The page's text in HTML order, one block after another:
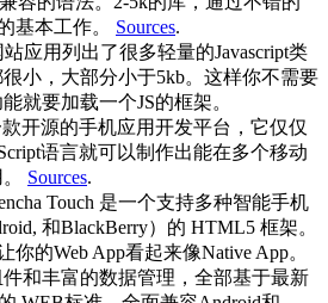
基本工作。 Sources.
站应用列出了很多轻量的Javascript类
小，大部分小于5kb。这样你不需要
就要加载一个JS的框架。
开源的手机应用开发平台，它仅仅
语言就可以制作出能在多个移动
Sources.
Touch 是一个支持多种智能手机
和BlackBerry）的 HTML5 框架。
你的Web App看起来像Native App。
和丰富的数据管理，全部基于最新